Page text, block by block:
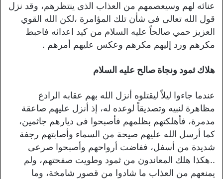
عنائه لهم وسيعصمهم من العذاب الذى ينتظرهم، وقد نزل
قول الله تعالى فى شأن تلك المؤامرة ،لكن الله القوي
العزيز حمي صالحاً عليه السلام من كيد اعدائه فاحبط
مكرهم ورد إليهم مكرهم وعكس عليهم أمرهم .
هلاك ثمود ونجاة صالح عليه السلام
عندما جاءوا ليلاً ليقتلوه أنزل الله بهم عقابه الرادع
مظاهرة لنبيه وتصديقاً لوعده له، إذ أنزل عليهم صاعقة
مدمرة، فأهلكتهم بظلمهم فأصبحوا فى ديارهم جاثمين،
كما أرسل الله عليهم صيحة من السماء وأصابتهم رجفة
شديدة من أسفل، ففاضت أرواحهم وأصبحوا صرعى
..هكذا هلك المعاندون من ثمود وطويت صفحتهم، ولم
يمنعهم من العذاب ما شادوا من قصور شامخة، وما